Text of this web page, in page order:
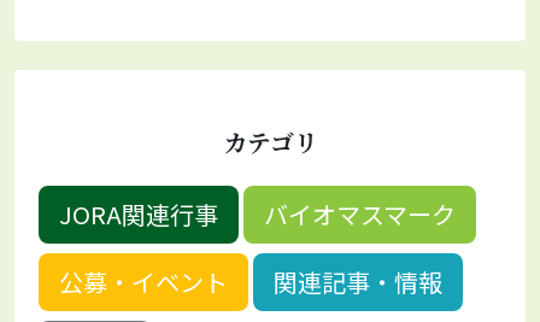
カテゴリ
JORA関連行事
バイオマスマーク
公募・イベント
関連記事・情報